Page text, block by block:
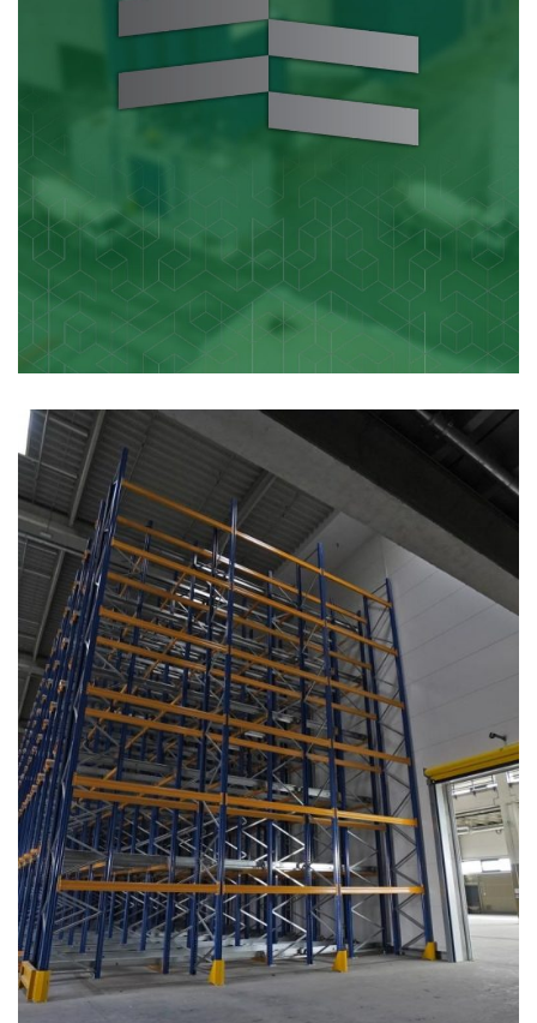
Otvoren novi pogon kompanije u Inđiji
Fertico